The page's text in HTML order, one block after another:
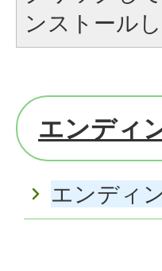
ンストール
エンディ
エンディ